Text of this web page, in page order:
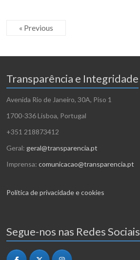
« Previous
Transparência e Integridade
Avenida Rio de Janeiro, 30A, Piso 1
1700-336 Lisboa, Portugal
+351 218873412
Geral: geral@transparencia.pt
Imprensa:comunicacao@transparencia.pt
Política de privacidade e cookies
Segue-nos nas Redes Sociais